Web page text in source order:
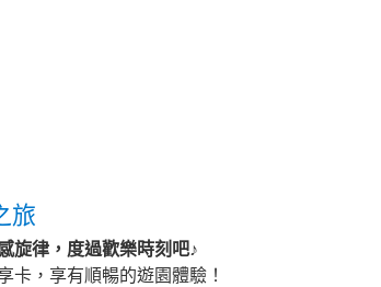
旅
旋律，度過歡樂時刻吧♪
卡，享有順暢的遊園體驗！